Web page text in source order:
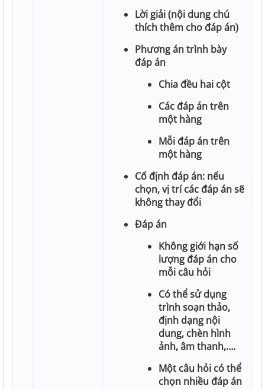
Lời giải (nội dung chú
thích thêm cho đáp án)
Phương án trình bày
đáp án
Chia đều hai cột
Các đáp án trên
một hàng
Mỗi đáp án trên
một hàng
Cố định đáp án: nếu
chọn, vị trí các đáp án sẽ
không thay đổi
Đáp án
Không giới hạn số
lượng đáp án cho
mỗi câu hỏi
Có thể sử dụng
trình soạn thảo,
định dạng nội
dung, chèn hình
ảnh, âm thanh,….
Một câu hỏi có thể
chọn nhiều đáp án